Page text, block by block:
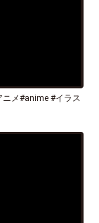
メ#anime #イラス